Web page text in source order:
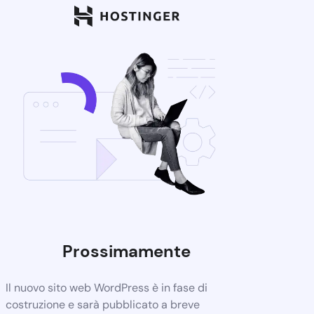
Prossimamente
Il nuovo sito web WordPress è in fase di
costruzione e sarà pubblicato a breve